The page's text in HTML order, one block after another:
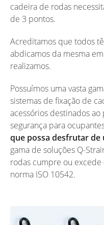
cadeira de rodas
de 3 pontos.
Acreditamos que todos
abdicamos da mesma
realizamos.
Possuímos uma vasta
sistemas de fixação de
acessórios destinados
segurança para
que possa desfrutar
gama de soluções Q-
rodas cumpre ou
norma ISO 10542.